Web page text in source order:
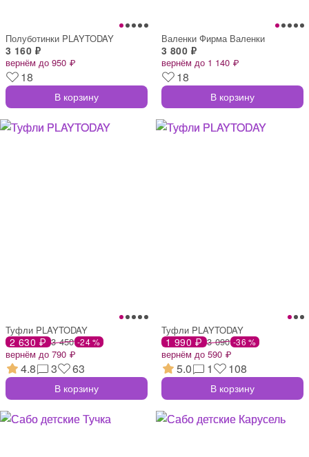
Полуботинки PLAYTODAY
3 160 ₽
вернём до 950 ₽
18
В корзину
Валенки Фирма Валенки
3 800 ₽
вернём до 1 140 ₽
18
В корзину
Туфли PLAYTODAY
2 630 ₽ 3 450 -24 %
вернём до 790 ₽
4.8 3 63
В корзину
Туфли PLAYTODAY
1 990 ₽ 3 090 -36 %
вернём до 590 ₽
5.0 1 108
В корзину